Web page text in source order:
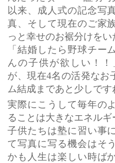
以来、成人式の記念写
真、そして現在のご家
っと幸せのお裾分けをい
「結婚したら野球チー
んの子供が欲しい！
が、現在4名の活発なお
ム結成まであと少しです
実際にこうして毎年の
ることは大きなエネルギ
子供たちは塾に習い事
て写真に写る機会はそ
かも人生は楽しい時ば